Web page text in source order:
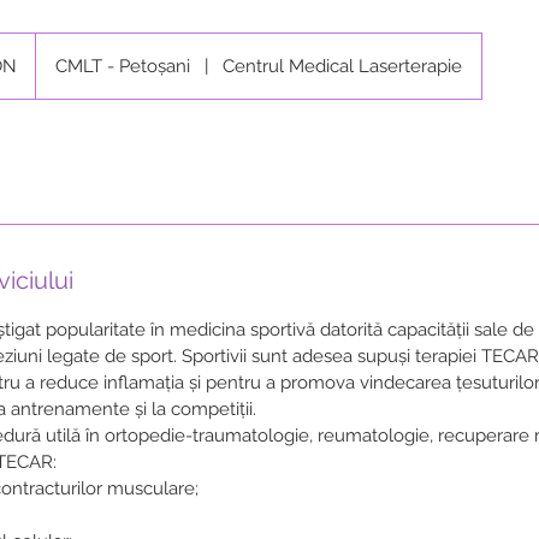
CMLT - Petoșani | Centrul Medical Laserterapie
popularitate în medicina sportivă datorită capacității sale
legate de sport. Sportivii sunt adesea supuși terapiei
a reduce inflamația și pentru a promova vindecarea
antrenamente și la competiții.
utilă în ortopedie-traumatologie, reumatologie, recuperare
musculare;